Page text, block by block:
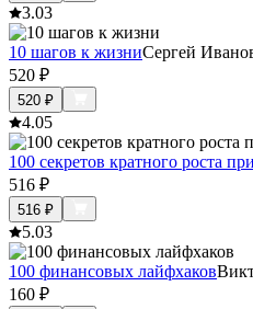
3.03
10 шагов к жизниСергей
520 ₽
520 ₽
4.05
100 секретов кратного роста
516 ₽
516 ₽
5.03
100 финансовых лайфхаков
160 ₽